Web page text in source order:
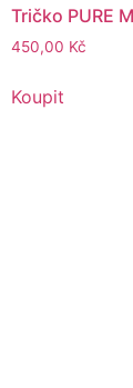
Tričko PURE
450,00 Kč
Koupit